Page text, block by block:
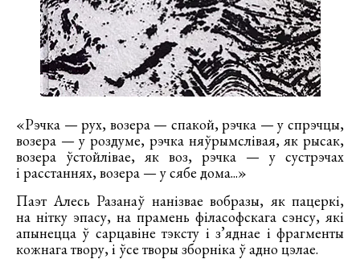
«Рэчка — рух, возера — спакой, рэчка — у спрэчцы,
возера — у роздуме, рэчка няўрымслівая, як рысак,
возера ўстойлівае, як воз, рэчка — у сустрэчах
і расстаннях, возера — у сябе дома...»
Паэт Алесь Разанаў нанізвае вобразы, як пацеркі,
на нітку эпасу, на прамень філасофскага сэнсу, які
апынецца ў сарцавіне тэксту і з’яднае і фрагменты
кожнага твору, і ўсе творы зборніка ў адно цэлае.